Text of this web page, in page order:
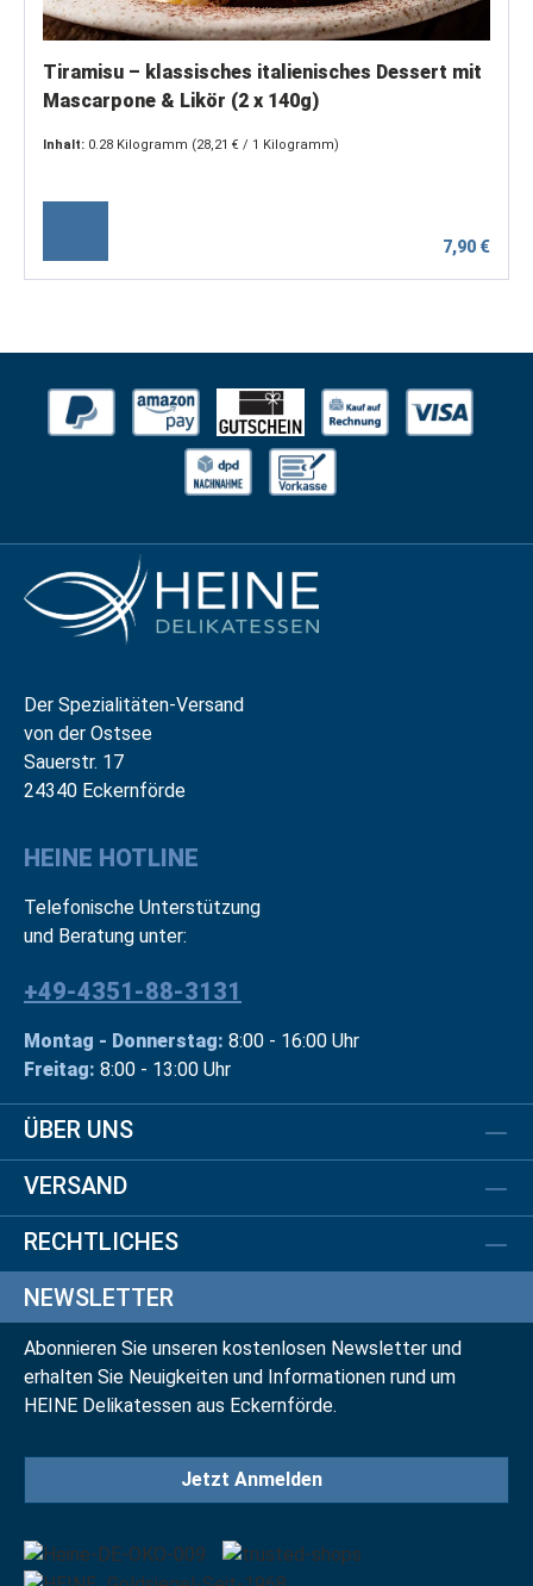
Tiramisu – klassisches italienisches Dessert mit
Mascarpone & Likör (2 x 140g)
Inhalt: 0.28 Kilogramm (28,21 € / 1 Kilogramm)
7,90 €
Der Spezialitäten-Versand
von der Ostsee
Sauerstr. 17
24340 Eckernförde
HEINE HOTLINE
Telefonische Unterstützung
und Beratung unter:
+49-4351-88-3131
Montag - Donnerstag: 8:00 - 16:00 Uhr
Freitag: 8:00 - 13:00 Uhr
ÜBER UNS
VERSAND
RECHTLICHES
NEWSLETTER
Abonnieren Sie unseren kostenlosen Newsletter und
erhalten Sie Neuigkeiten und Informationen rund um
HEINE Delikatessen aus Eckernförde.
Jetzt Anmelden